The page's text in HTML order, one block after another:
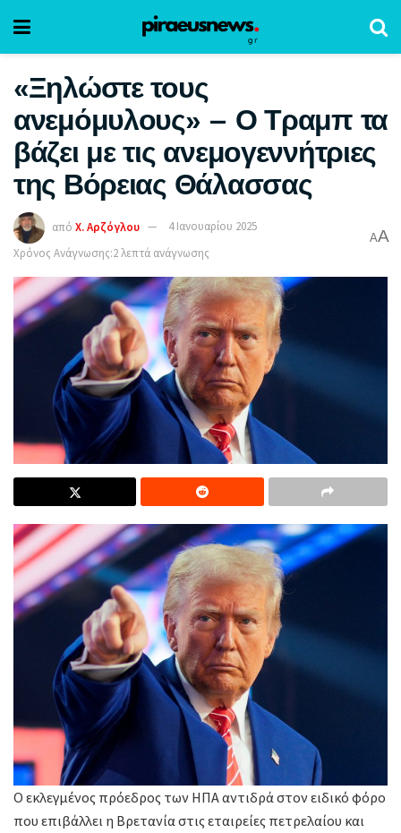
«Ξηλώστε τους
ανεμόμυλους» – Ο Τραμπ τα
βάζει με τις ανεμογεννήτριες
της Βόρειας Θάλασσας
από Χ. Αρζόγλου
4 Ιανουαρίου 2025
Χρόνος Ανάγνωσης:2 λεπτά ανάγνωσης
AA
Ο εκλεγμένος πρόεδρος των ΗΠΑ αντιδρά στον ειδικό φόρο
που επιβάλλει η Βρετανία στις εταιρείες πετρελαίου και